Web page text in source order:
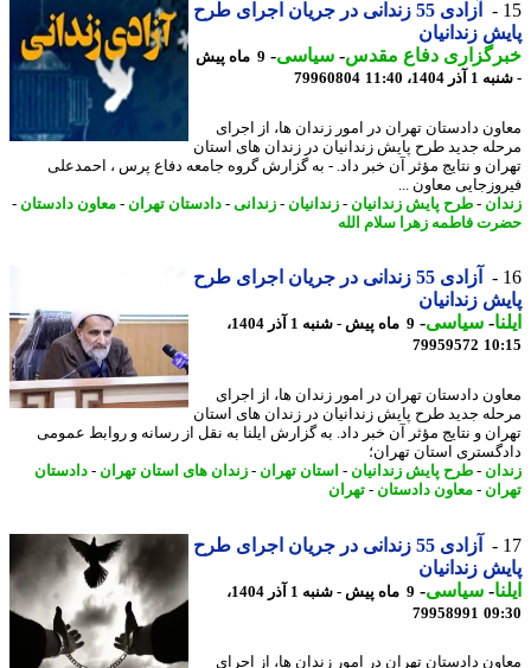
آزادی 55 زندانی در جریان اجرای طرح
زندانیان
دفاع مقدس-سیاسی-
9 ماه پیش
1404، 11:40
79960804
دادستان تهران در امور زندان ها، از اجرای
جدید طرح پایش زندانیان در زندان های استان
و نتایج مؤثر آن خبر داد. - به گزارش گروه جامعه دفاع پرس ، احمدعلی
معاون ...
- طرح پایش زندانیان -زندانیان -زندانی- دادستان تهران- معاون دادستان-
فاطمه زهرا سلام الله
آزادی 55 زندانی در جریان اجرای طرح
زندانیان
-سیاسی-
9 ماه پیش - شنبه 1 آذر 1404،
79959572
دادستان تهران در امور زندان ها، از اجرای
جدید طرح پایش زندانیان در زندان های استان
و نتایج مؤثر آن خبر داد. به گزارش ایلنا به نقل از رسانه و روابط عمومی
استان تهران؛
- طرح پایش زندانیان -استان تهران- زندان های استان تهران-
دادستان
- معاون دادستان-تهران
آزادی 55 زندانی در جریان اجرای طرح
زندانیان
-سیاسی-
9 ماه پیش - شنبه 1 آذر 1404،
79958991
دادستان تهران در امور زندان ها، از اجرای